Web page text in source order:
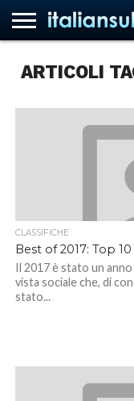
NEWS
ASCOLTI
RECENSIONI
INTERVISTE
CURIOSITÀ
CHI
CONTATTACI
FORUM
ITALIANSUBS
ARTICOLI
CLASSIFICHE
Best of 2017: Top
Il 2017 è stato un
vista sociale che, di
stato...